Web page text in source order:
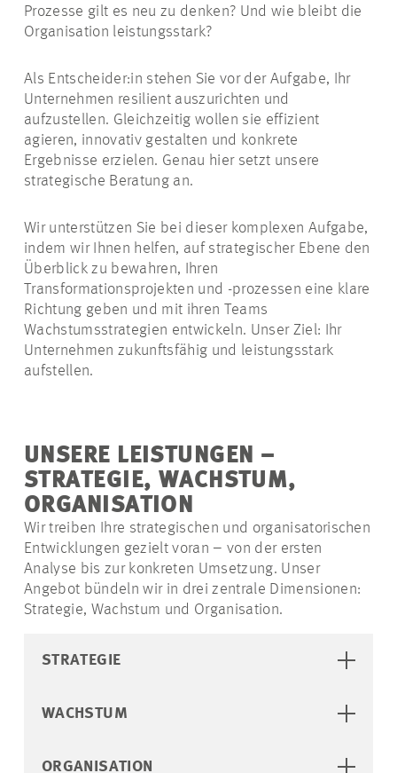
Prozesse gilt es neu zu denken? Und wie bleibt die
Organisation leistungsstark?
Als Entscheider:in stehen Sie vor der Aufgabe, Ihr
Unternehmen resilient auszurichten und
aufzustellen. Gleichzeitig wollen sie effizient
agieren, innovativ gestalten und konkrete
Ergebnisse erzielen. Genau hier setzt unsere
strategische Beratung an.
Wir unterstützen Sie bei dieser komplexen Aufgabe,
indem wir Ihnen helfen, auf strategischer Ebene den
Überblick zu bewahren, Ihren
Transformationsprojekten und -prozessen eine klare
Richtung geben und mit ihren Teams
Wachstumsstrategien entwickeln. Unser Ziel: Ihr
Unternehmen zukunftsfähig und leistungsstark
aufstellen.
UNSERE LEISTUNGEN –
STRATEGIE, WACHSTUM,
ORGANISATION
Wir treiben Ihre strategischen und organisatorischen
Entwicklungen gezielt voran – von der ersten
Analyse bis zur konkreten Umsetzung. Unser
Angebot bündeln wir in drei zentrale Dimensionen:
Strategie, Wachstum und Organisation.
STRATEGIE
WACHSTUM
ORGANISATION